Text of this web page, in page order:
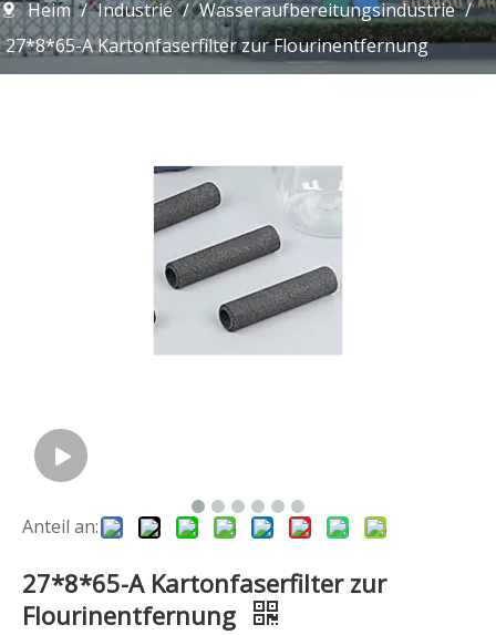
Heim / Industrie / Wasseraufbereitungsindustrie /
27*8*65-A Kartonfaserfilter zur Flourinentfernung
Anteil an:
27*8*65-A Kartonfaserfilter zur
Flourinentfernung